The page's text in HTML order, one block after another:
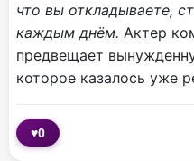
что вы откладываете,
каждым днём. Актер
предвещает
которое казалось уже
♥0